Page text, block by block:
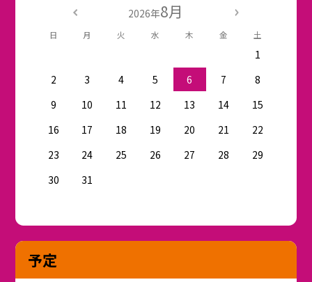
2026年8月
日 月 火 水 木 金 土
1
2
3 4 5 6 7
8
9
10 11 12 13 14
15
16
17 18 19 20 21
22
23
24 25 26 27 28
29
30
31
予定